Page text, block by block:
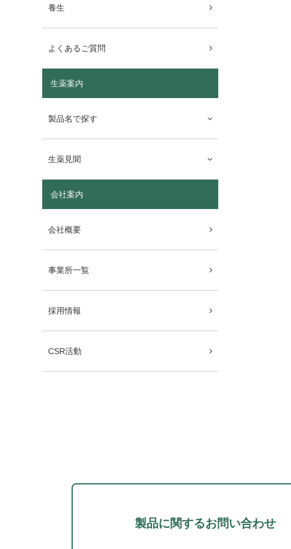
養生
よくあるご質問
生薬案内
製品名で探す
生薬見聞
会社案内
会社概要
事業所一覧
採用情報
CSR活動
製品に関するお問い合わせ